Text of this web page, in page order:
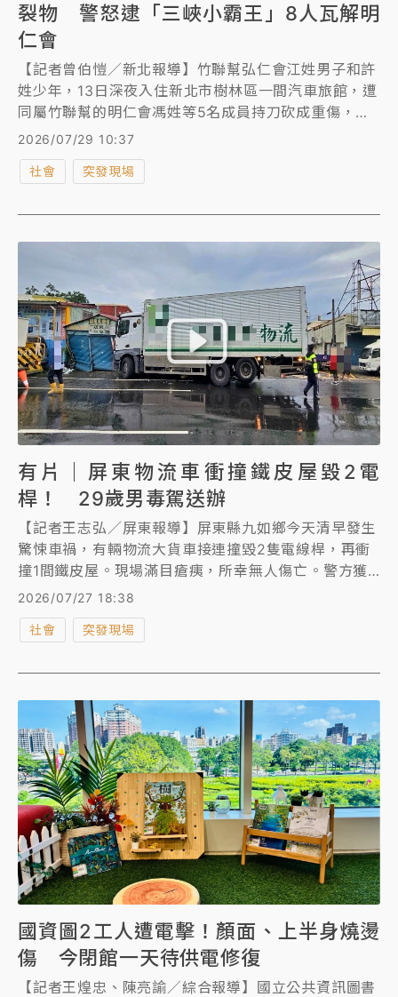
裂物 警怒逮「三峽小霸王」8人瓦解明
仁會
【記者曾伯愷／新北報導】竹聯幫弘仁會江姓男子和許
姓少年，13日深夜入住新北市樹林區一間汽車旅館，遭
同屬竹聯幫的明仁會馮姓等5名成員持刀砍成重傷，江
男出院後持槍朝三峽區明仁會據點連開多槍，弘仁會樹
視，本月25日拘提明仁會三峽副分會長胡茂菁等8人到
條例》等罪嫌移送法辦。檢察官複訊後，向法院聲押禁
見林姓、馮姓及陳姓3人獲准，主嫌胡男等5人，各50
2026/07/29 10:37
社會 突發現場
有片｜屏東物流車衝撞鐵皮屋毀2電
桿！ 29歲男毒駕送辦
【記者王志弘／屏東報導】屏東縣九如鄉今天清早發生
驚悚車禍，有輛物流大貨車接連撞毀2隻電線桿，再衝
撞1間鐵皮屋。現場滿目瘡痍，所幸無人傷亡。警方獲
報到場，當場起出喪屍煙彈，查出駕駛29歲男子涉及毒
駕，依法送辦。
2026/07/27 18:38
社會 突發現場
國資圖2工人遭電擊！顏面、上半身燒燙
傷 今閉館一天待供電修復
【記者王煌忠、陳亮諭／綜合報導】國立公共資訊圖書